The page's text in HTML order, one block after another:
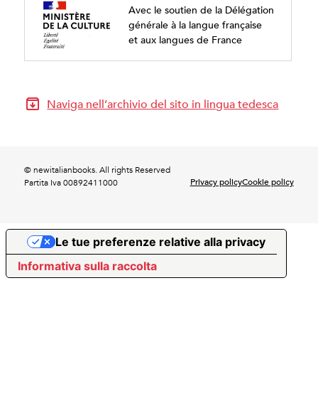
Avec le soutien de la Délégation
générale à la langue française
et aux langues de France
Naviga nell’archivio del sito in lingua tedesca
© newitalianbooks. All rights Reserved
Partita Iva 00892411000
Privacy policyCookie policy
Informativa sulla raccolta
Le tue preferenze relative alla privacy